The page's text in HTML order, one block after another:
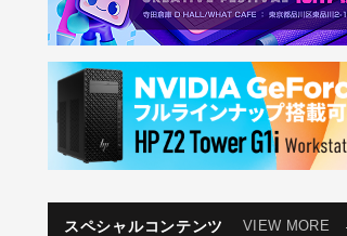
スペシャルコンテンツ VIEW MORE